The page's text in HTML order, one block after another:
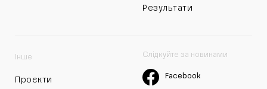
Результати
Інше
Проєкти
Слідкуйте за новинами
Facebook